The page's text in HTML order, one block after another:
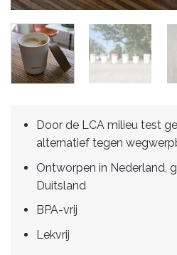
Door de LCA milieu test
alternatief tegen
Ontworpen in Nederland,
Duitsland
BPA-vrij
Lekvrij